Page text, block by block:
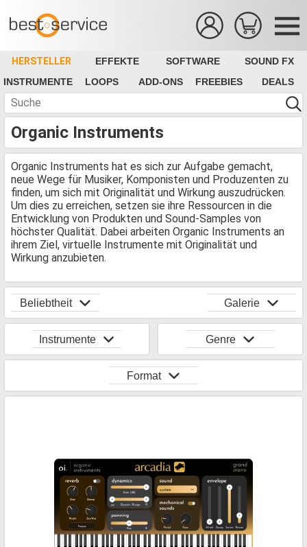
HERSTELLER EFFEKTE SOFTWARE
SOUND FX
INSTRUMENTE
LOOPS ADD-ONS FREEBIES DEALS
Organic Instruments
Organic Instruments hat es sich zur Aufgabe gemacht,
neue Wege für Musiker, Komponisten und Produzenten zu
finden, um sich mit Originalität und Wirkung auszudrücken.
Um dies zu erreichen, setzen sie ihre Ressourcen in die
Entwicklung von Produkten und Sound-Samples von
höchster Qualität. Dabei arbeiten Organic Instruments an
ihrem Ziel, virtuelle Instrumente mit Originalität und
Wirkung anzubieten.
Beliebtheit Galerie
Instrumente Genre
Format